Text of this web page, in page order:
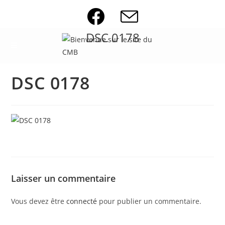
DSC 0178
DSC 0178
Laisser un commentaire
Vous devez êtreconnecté pour publier un commentaire.